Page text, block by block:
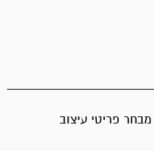
פריטי עיצוב